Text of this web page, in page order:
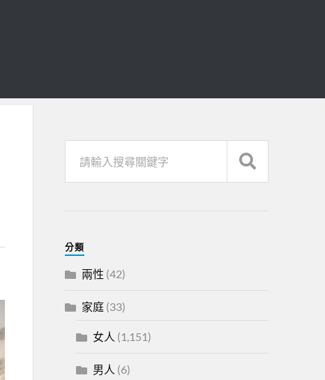
分類
兩性 (42)
家庭(33)
女人 (1,151)
男人 (6)